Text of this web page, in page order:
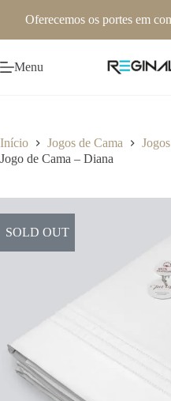
Oferecemos os portes em
Menu
Início Jogos de Cama
Jogo de Cama – Diana
SOLD OUT